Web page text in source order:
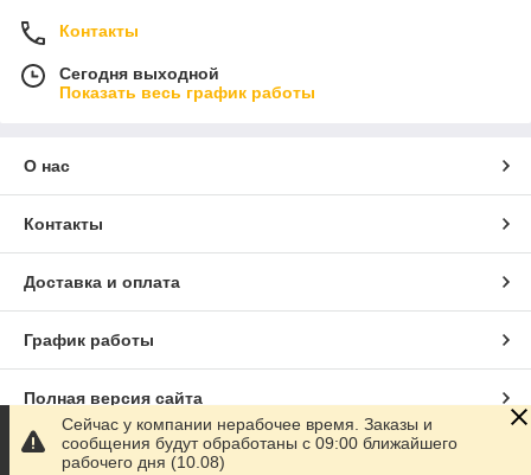
Контакты
Сегодня выходной
Показать весь график работы
О нас
Контакты
Доставка и оплата
График работы
Полная версия сайта
Сайт создан на маркетплейсе
Сейчас у компании нерабочее время. Заказы и
сообщения будут обработаны с 09:00 ближайшего
рабочего дня (10.08)